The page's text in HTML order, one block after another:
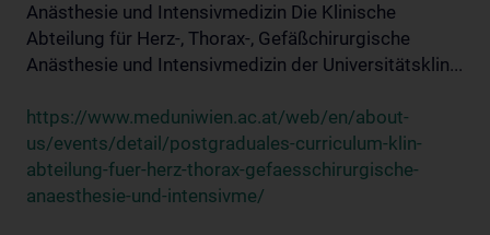
Anästhesie und Intensivmedizin Die Klinische
Abteilung für Herz-, Thorax-, Gefäßchirurgische
Anästhesie und Intensivmedizin der Universitätsklin...
https://www.meduniwien.ac.at/web/en/about-
us/events/detail/postgraduales-curriculum-klin-
abteilung-fuer-herz-thorax-gefaesschirurgische-
anaesthesie-und-intensivme/